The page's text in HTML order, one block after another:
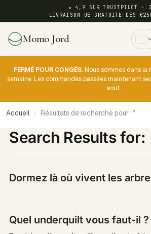
★ 4,9 SUR TRUSTPILOT ·
LIVRAISON UE GRATUITE DÈS
Momo Jord
FERMÉ POUR CONGÉS.Nous sommes dans
semaine. Les commandes passées maintenant
août.
Accueil / Résultats de recherche pour “”
Search Results for:
Dormez là où vivent les
Quel underquilt vous faut-il ?